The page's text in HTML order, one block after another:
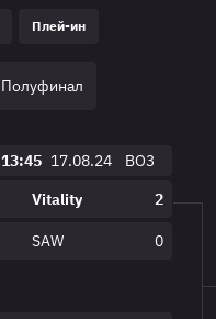
Плей-ин
Полуфинал
13:45 17.08.24
BO3
Vitality
2
SAW 0